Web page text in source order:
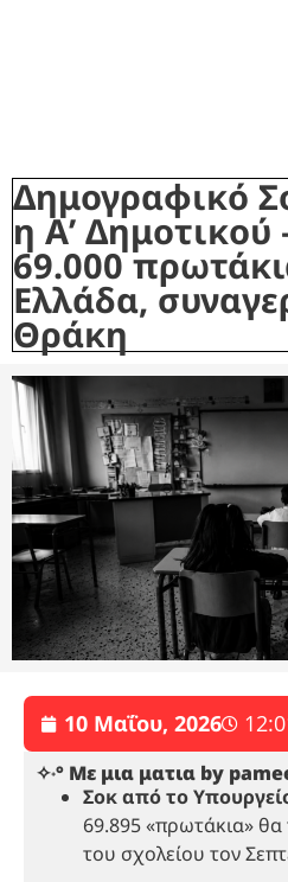
Δημογραφικό
η Α’ Δημοτικού
69.000
Ελλάδα,
Θράκη
10 Μαΐου, 2026
✧˖° Με μια ματια by
Σοκ από το
69.895 «πρωτάκια»
του σχολείου τον